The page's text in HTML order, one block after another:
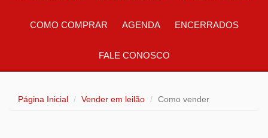
COMO COMPRAR AGENDA ENCERRADOS
FALE CONOSCO
Página Inicial Vender em leilão Como vender